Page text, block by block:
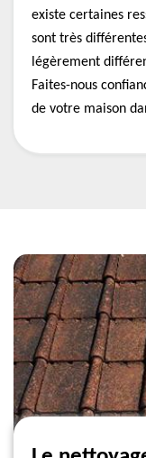
existe certaines
sont très
légèrement
Faites-nous
de votre maison